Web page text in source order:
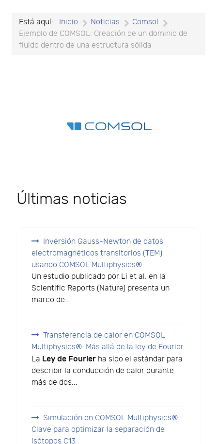
Está aquí: Inicio Noticias
Comsol
Ejemplo de COMSOL: Creación de un dominio de
fluido dentro de una estructura sólida
Últimas noticias
Inversión Gauss-Newton de datos
electromagnéticos transitorios (TEM)
usando COMSOL Multiphysics®
Un estudio publicado por Li et al. en la
Scientific Reports (Nature) presenta un
marco de...
Transferencia de calor en COMSOL
Multiphysics®: Más allá de la ley de Fourier
La Ley de Fourier ha sido el estándar para
describir la conducción de calor durante
más de dos...
Simulación en COMSOL Multiphysics®:
Clave para optimizar la separación de
isótopos C13